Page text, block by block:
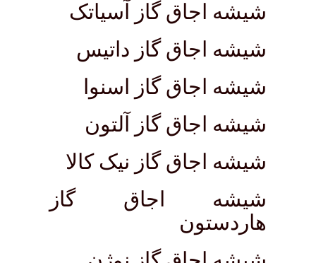
شیشه اجاق گاز آسیاتک
شیشه اجاق گاز داتیس
شیشه اجاق گاز اسنوا
شیشه اجاق گاز آلتون
شیشه اجاق گاز نیک کالا
شیشه اجاق گاز
هاردستون